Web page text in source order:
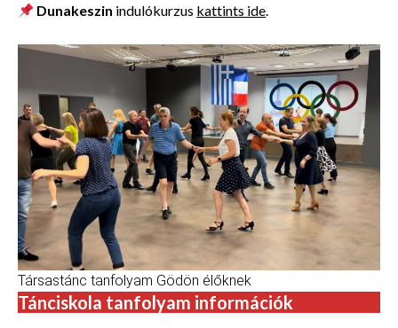
Dunakeszin indulókurzus kattints ide.
Társastánc tanfolyam Gödön élőknek
Tánciskola tanfolyam információk